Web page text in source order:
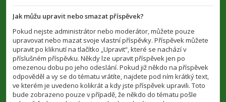
Jak můžu upravit nebo smazat příspěvek?
Pokud nejste administrátor nebo moderátor, můžete pouze
upravovat nebo mazat svoje vlastní příspěvky. Příspěvek můžete
upravit po kliknutí na tlačítko „Upravit“, které se nachází v
příslušném příspěvku. Někdy lze upravit příspěvek jen po
omezenou dobu po jeho odeslání. Pokud již někdo na příspěvek
odpověděl a vy se do tématu vrátíte, najdete pod ním krátký text,
ve kterém je uvedeno kolikrát a kdy jste příspěvek upravili. Toto
bude zobrazeno pouze v případě, že někdo do tématu pošle